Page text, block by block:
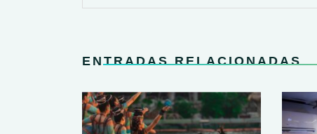
ENTRADAS RELACIONADAS